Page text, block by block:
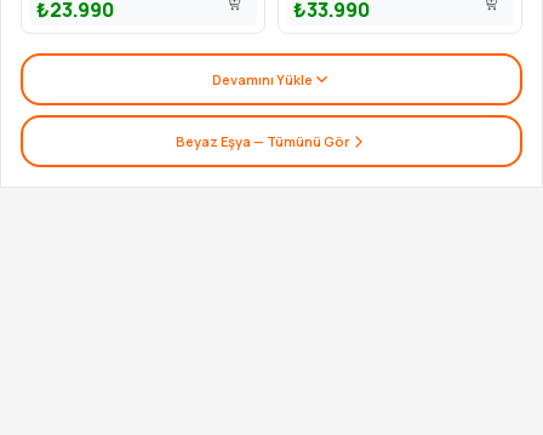
₺23.990 ₺33.990
Devamını Yükle
Beyaz Eşya — Tümünü Gör